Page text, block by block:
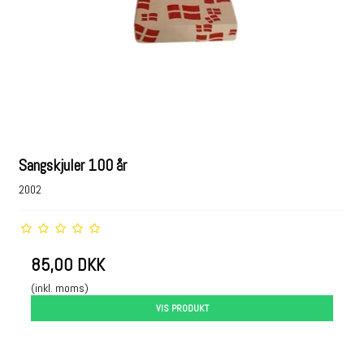
Sangskjuler 100 år
2002
85,00 DKK
(inkl. moms)
VIS PRODUKT